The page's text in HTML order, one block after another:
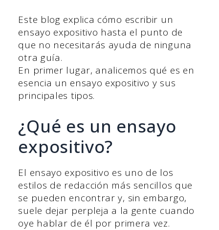
Este blog explica cómo escribir un
ensayo expositivo hasta el punto de
que no necesitarás ayuda de ninguna
otra guía.
En primer lugar, analicemos qué es en
esencia un ensayo expositivo y sus
principales tipos.
¿Qué es un ensayo
expositivo?
El ensayo expositivo es uno de los
estilos de redacción más sencillos que
se pueden encontrar y, sin embargo,
suele dejar perpleja a la gente cuando
oye hablar de él por primera vez.